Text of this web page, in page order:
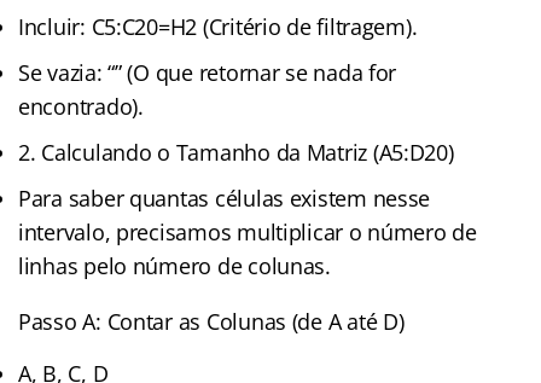
Incluir: C5:C20=H2 (Critério de filtragem).
Se vazia: “” (O que retornar se nada for
encontrado).
2. Calculando o Tamanho da Matriz (A5:D20)
Para saber quantas células existem nesse
intervalo, precisamos multiplicar o número de
linhas pelo número de colunas.
Passo A: Contar as Colunas (de A até D)
A, B, C, D